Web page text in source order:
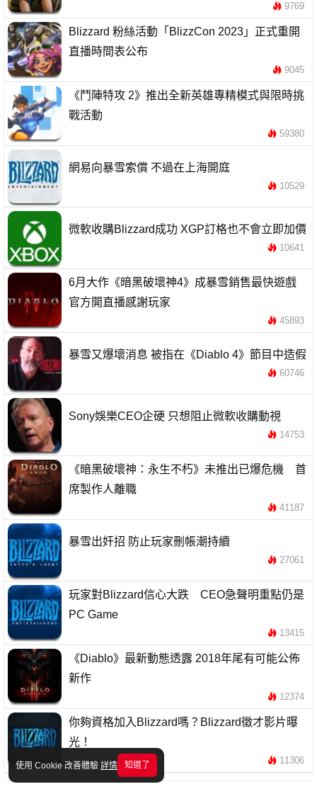
使用 Cookie 改善體驗 詳情 知道了
9769
Blizzard 粉絲活動「BlizzCon 2023」正式重開
直播時間表公布
9045
《鬥陣特攻 2》推出全新英雄專精模式與限時挑
戰活動
59380
網易向暴雪索償 不過在上海開庭
10529
微軟收購Blizzard成功 XGP訂格也不會立即加價
10641
6月大作《暗黑破壞神4》成暴雪銷售最快遊戲
官方開直播感謝玩家
45893
暴雪又爆壞消息 被指在《Diablo 4》節目中造假
60746
Sony娛樂CEO企硬 只想阻止微軟收購動視
14753
《暗黑破壞神：永生不朽》未推出已爆危機 首
席製作人離職
41187
暴雪出奸招 防止玩家刪帳潮持續
27061
玩家對Blizzard信心大跌 CEO急聲明重點仍是
PC Game
13415
《Diablo》最新動態透露 2018年尾有可能公佈
新作
12374
你夠資格加入Blizzard嗎？Blizzard徵才影片曝
光！
11306